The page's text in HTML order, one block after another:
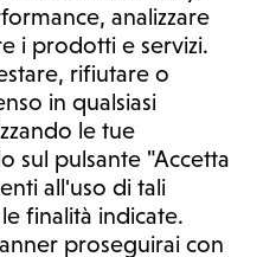
analizzare
i prodotti e servizi.
rifiutare o
in qualsiasi
le tue
sul pulsante "Accetta
all'uso di tali
finalità indicate.
proseguirai con
Non si devono considerare
per la formulazione di
un trattamento o l'assunzione o
prima consultare un medico di
o uno specialista.
Policy |Gestione Cookie
i diritti riservati.